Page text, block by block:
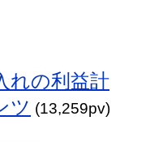
れの利益計
ツ (13,259pv)